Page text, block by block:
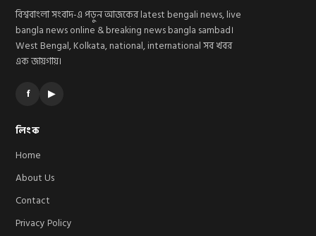
বিশ্ববাংলা সংবাদ-এ পড়ুন আজকের latest bengali news, live
bangla news online & breaking news bangla sambad।
West Bengal, Kolkata, national, international সব খবর
এক জায়গায়।
f ▶
লিংক
Home
About Us
Contact
Privacy Policy